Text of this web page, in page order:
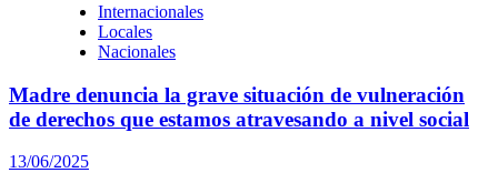
Internacionales
Locales
Nacionales
Madre denuncia la grave situación de vulneración
de derechos que estamos atravesando a nivel social
13/06/2025